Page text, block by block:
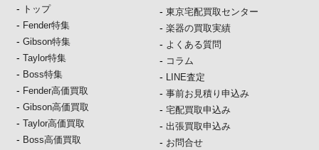
- トップ
- Fender特集
-Gibson特集
-Taylor特集
- Boss特集
- Fender高価買取
-Gibson高価買取
-Taylor高価買取
- Boss高価買取
- 東京宅配買取センター
- 楽器の買取実績
- よくある質問
- コラム
- LINE査定
- 事前お見積り申込み
- 宅配買取申込み
- 出張買取申込み
- お問合せ